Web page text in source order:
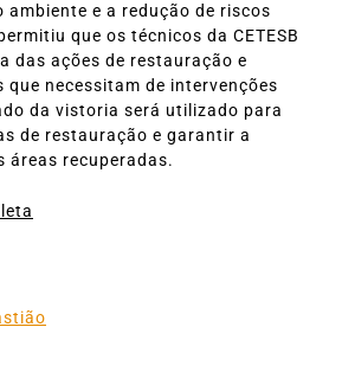
ambiente e a redução de riscos
que os técnicos da CETESB
das ações de restauração e
que necessitam de intervenções
da vistoria será utilizado para
de restauração e garantir a
áreas recuperadas.